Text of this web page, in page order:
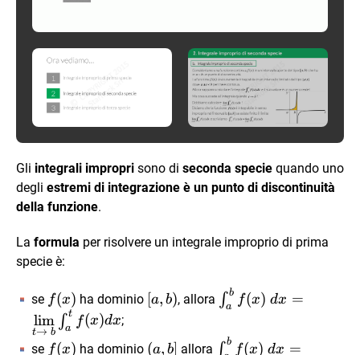
Gli integrali impropri sono di seconda specie quando uno
degli estremi di integrazione è un punto di discontinuità
della funzione.
La formula per risolvere un integrale improprio di prima
specie è:
se f(x)
f(x) ha dominio [a,b)
[a, b), allora \int_a^{b}
f(x) \ dx =
\lim\limits_{t
∫a
b
f(x) dx =
t→ b
lim ∫a
t
f(x)dx;
se f(x)
f(x) ha dominio (a,b]
(a, b] allora \int_{a}^b
∫ b
f(x) dx =